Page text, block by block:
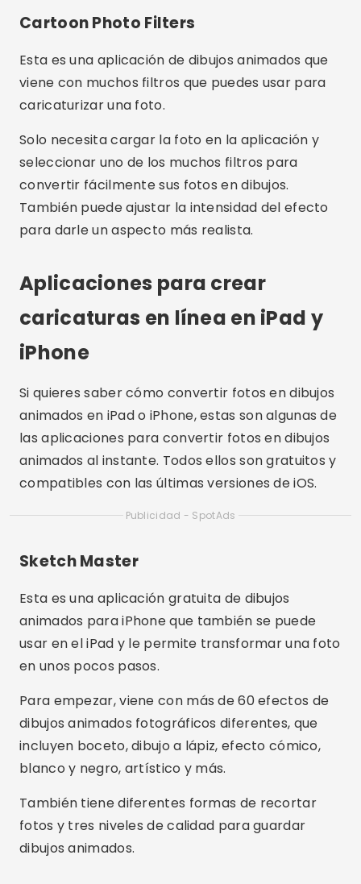
para darle un aspecto más realista.
Aplicaciones para crear
caricaturas en línea en iPad y
iPhone
Si quieres saber cómo convertir fotos en dibujos
animados en iPad o iPhone, estas son algunas de
las aplicaciones para convertir fotos en dibujos
compatibles con las últimas versiones de iOS.
Publicidad - SpotAds
Sketch Master
Esta es una aplicación gratuita de dibujos
animados para iPhone que también se puede
usar en el iPad y le permite transformar una foto
en unos pocos pasos.
dibujos animados fotográficos diferentes, que
blanco y negro, artístico y más.
También tiene diferentes formas de recortar
fotos y tres niveles de calidad para guardar
dibujos animados.
Cartoom Skecth HD
De hecho, también es otra de las mejores
aplicaciones para caricaturizar una foto que, en
este caso, incluye más de 90 filtros y efectos
gratuitos.
Le permite crear bocetos fotográficos de alta
resolución de aspecto realista, así como varias